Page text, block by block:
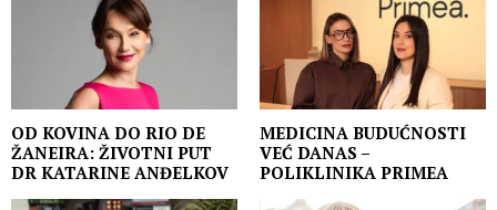
OD KOVINA DO RIO DE
ŽANEIRA: ŽIVOTNI PUT
DR KATARINE ANĐELKOV
MEDICINA BUDUĆNOSTI
VEĆ DANAS –
POLIKLINIKA PRIMEA